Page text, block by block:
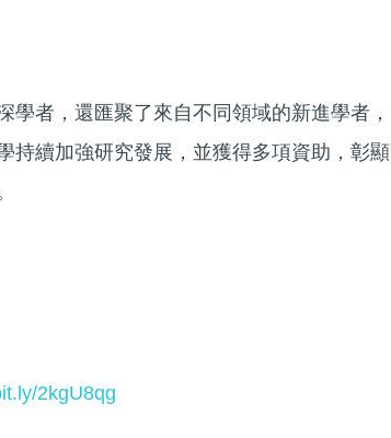
者，還匯聚了來自不同領域的新進學者，
持續加強研究發展，並獲得多項資助，彰顯
2kgU8qg